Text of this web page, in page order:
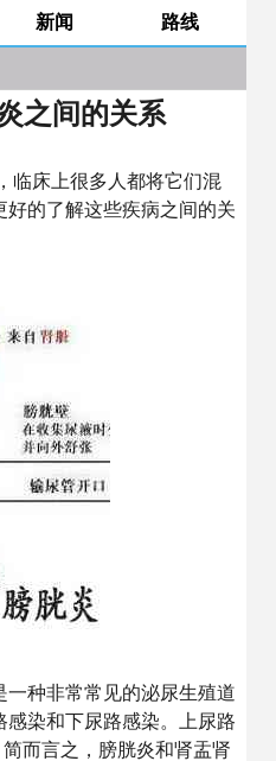
新闻 路线
之间的关系
床上很多人都将它们混
的了解这些疾病之间的关
种非常常见的泌尿生殖道
染和下尿路感染。上尿路
而言之，膀胱炎和肾盂肾